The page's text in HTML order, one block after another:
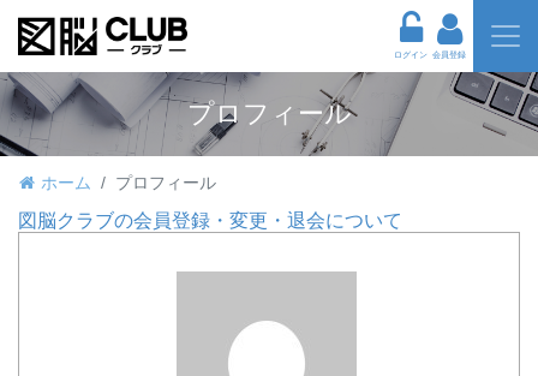
ログイン 会員登録
プロフィール
ホーム プロフィール
図脳クラブの会員登録・変更・退会について